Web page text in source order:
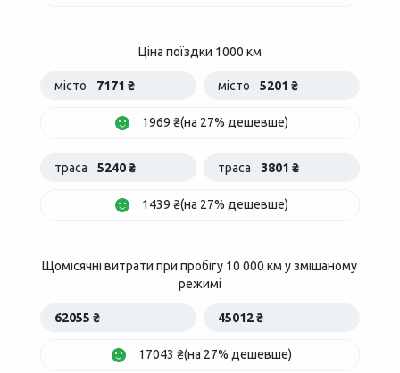
Ціна поїздки 1000 км
місто 7171 ₴ місто 5201 ₴
1969 ₴(на 27% дешевше)
траса 5240 ₴ траса 3801 ₴
1439 ₴(на 27% дешевше)
Щомісячні витрати при пробігу 10 000 км у змішаному
режимі
62055 ₴ 45012 ₴
17043 ₴(на 27% дешевше)